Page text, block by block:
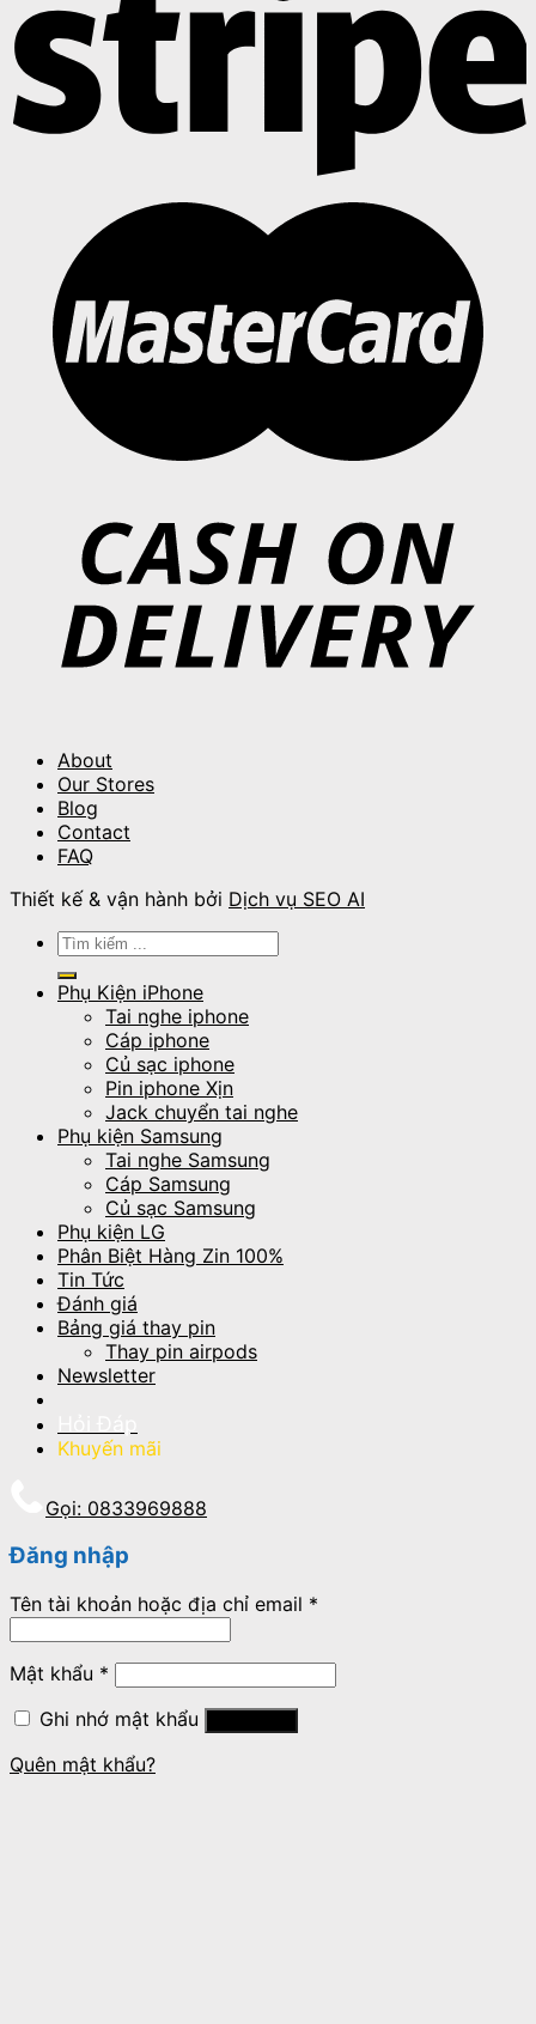
About
Our Stores
Blog
Contact
FAQ
Thiết kế & vận hành bởi Dịch vụ SEO AI
Tìm
kiếm:
Phụ Kiện iPhone
Tai nghe iphone
Cáp iphone
Củ sạc iphone
Pin iphone Xịn
Jack chuyển tai nghe
Phụ kiện Samsung
Tai nghe Samsung
Cáp Samsung
Củ sạc Samsung
Phụ kiện LG
Phân Biệt Hàng Zin 100%
Tin Tức
Đánh giá
Bảng giá thay pin
Thay pin airpods
Newsletter
Khuyến mãi
Gọi: 0833969888
Đăng nhập
Tên tài khoản hoặc địa chỉ email *
Mật khẩu *
Ghi nhớ mật khẩu
Quên mật khẩu?